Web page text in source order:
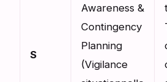
S
Awareness &
Contingency
Planning
(Vigilance